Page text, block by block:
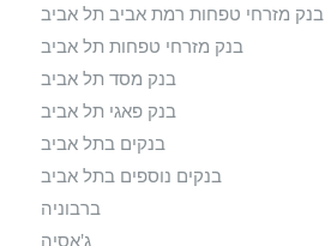
בנק מזרחי טפחות רמת אביב תל אביב
בנק מזרחי טפחות תל אביב
בנק מסד תל אביב
בנק פאגי תל אביב
בנקים בתל אביב
בנקים נוספים בתל אביב
ברבוניה
ג'אסיה